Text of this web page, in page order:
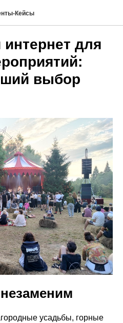
Кейсы
для
выбор
усадьбы, горные